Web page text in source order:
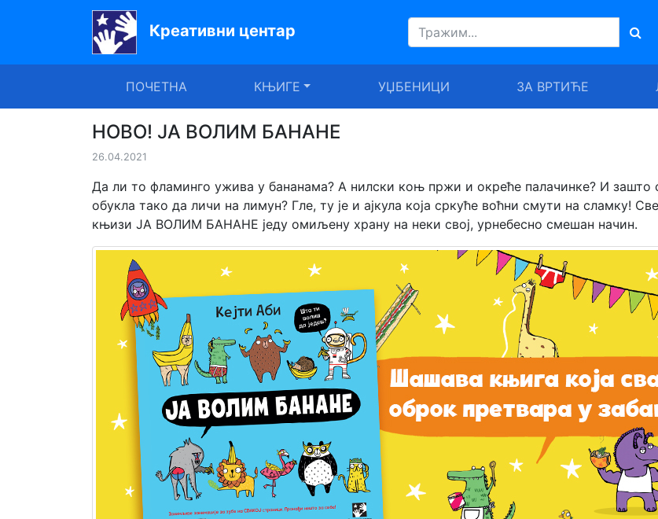
Креативни центар
ПОЧЕТНА КЊИГЕ УЏБЕНИЦИ ЗА ВРТИЋЕ
Почетна
УџбенициНОВО! ЈА ВОЛИМ БАНАНЕ
26.04.2021
Да ли то фламинго ужива у бананама? А нилски коњ пржи и окреће палачинке? И зашто
обукла тако да личи на лимун? Гле, ту је и ајкула која сркуће воћни смути на сламку!
књизи ЈА ВОЛИМ БАНАНЕ једу омиљену храну на неки свој, урнебесно смешан начин.